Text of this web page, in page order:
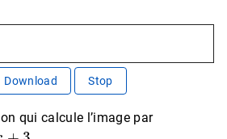
Download Stop
qui calcule l’image par